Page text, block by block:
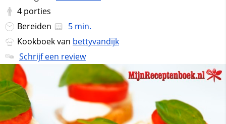
4 porties
Bereiden
5 min.
Kookboek van bettyvandijk
Schrijf een review